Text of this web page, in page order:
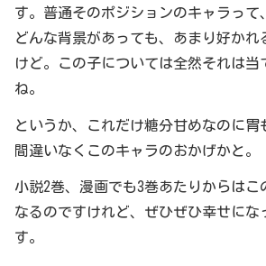
す。普通そのポジションのキャラって
どんな背景があっても、あまり好かれ
けど。この子については全然それは当
ね。
というか、これだけ糖分甘めなのに胃
間違いなくこのキャラのおかげかと。
小説2巻、漫画でも3巻あたりからはこ
なるのですけれど、ぜひぜひ幸せにな
す。